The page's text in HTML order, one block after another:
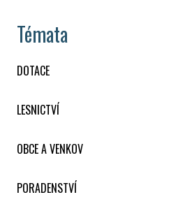
Témata
DOTACE
LESNICTVÍ
OBCE A VENKOV
PORADENSTVÍ